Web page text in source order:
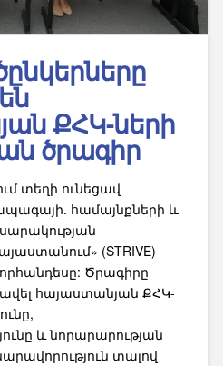
ՔՀԿ-ների
ծրագիր
տեղի ունեցավ
համայնքների և
(STRIVE)
Ծրագիրը
հայաստանյան ՔՀԿ-
և նորարարության
տալով